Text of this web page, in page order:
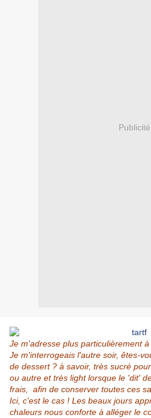
Publicité
Je m'adresse plus particulièrement
Je m'interrogeais l'autre soir, êtes-
de dessert ? à savoir, très sucré
ou autre et très light lorsque le 'dit'
frais, afin de conserver toutes ces
Ici, c'est le cas ! Les beaux jours
chaleurs nous conforte à alléger le